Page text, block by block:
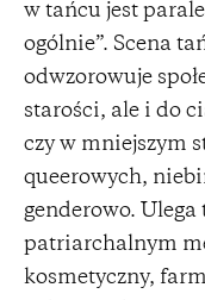
w tańcu jest
ogólnie”. Scena
odwzorowuje
starości, ale i do
czy w mniejszym
queerowych,
genderowo.
patriarchalnym
kosmetyczny,